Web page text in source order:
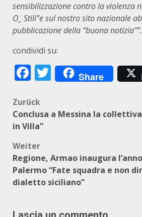
sensibilizzazione contro la violenza
O_ Stili”e sul nostro sito nazionale
pubblicazione della “buona notizia””.
condividi su:
Facebook
Twitter
Share
Beitragsnavigation
Zurück
Conclusa a Messina la
in Villa”
Weiter
Regione, Armao inaugura
Palermo “Fate squadra e non
dialetto siciliano”